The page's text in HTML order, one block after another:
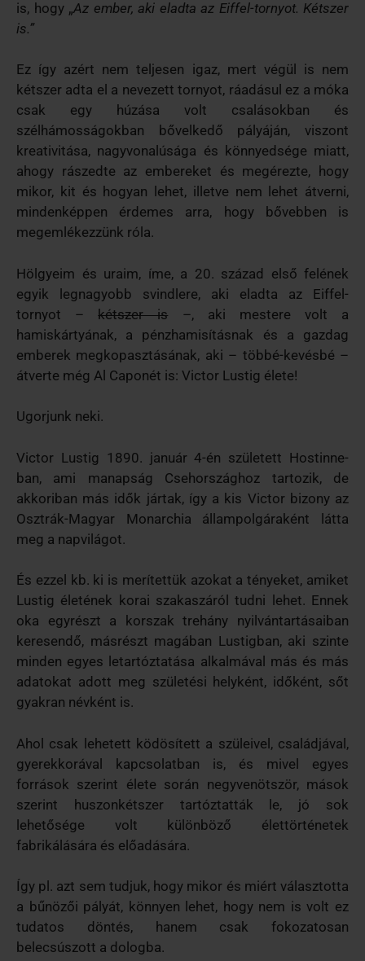
is, hogy „Az ember, aki eladta az Eiffel-tornyot. Kétszer
is.”
Ez így azért nem teljesen igaz, mert végül is nem
kétszer adta el a nevezett tornyot, ráadásul ez a móka
csak egy húzása volt csalásokban és
szélhámosságokban bővelkedő pályáján, viszont
kreativitása, nagyvonalúsága és könnyedsége miatt,
ahogy rászedte az embereket és megérezte, hogy
mikor, kit és hogyan lehet, illetve nem lehet átverni,
mindenképpen érdemes arra, hogy bővebben is
megemlékezzünk róla.
Hölgyeim és uraim, íme, a 20. század első felének
egyik legnagyobb svindlere, aki eladta az Eiffel-
tornyot –kétszer is –, aki mestere volt a
hamiskártyának, a pénzhamisításnak és a gazdag
emberek megkopasztásának, aki – többé-kevésbé –
átverte még Al Caponét is: Victor Lustig élete!
Ugorjunk neki.
Victor Lustig 1890. január 4-én született Hostinne-
ban, ami manapság Csehországhoz tartozik, de
akkoriban más idők jártak, így a kis Victor bizony az
Osztrák-Magyar Monarchia állampolgáraként látta
meg a napvilágot.
És ezzel kb. ki is merítettük azokat a tényeket, amiket
Lustig életének korai szakaszáról tudni lehet. Ennek
oka egyrészt a korszak trehány nyilvántartásaiban
keresendő, másrészt magában Lustigban, aki szinte
minden egyes letartóztatása alkalmával más és más
adatokat adott meg születési helyként, időként, sőt
gyakran névként is.
Ahol csak lehetett ködösített a szüleivel, családjával,
gyerekkorával kapcsolatban is, és mivel egyes
források szerint élete során negyvenötször, mások
szerint huszonkétszer tartóztatták le, jó sok
lehetősége volt különböző élettörténetek
fabrikálására és előadására.
Így pl. azt sem tudjuk, hogy mikor és miért választotta
a bűnözői pályát, könnyen lehet, hogy nem is volt ez
tudatos döntés, hanem csak fokozatosan
belecsúszott a dologba.